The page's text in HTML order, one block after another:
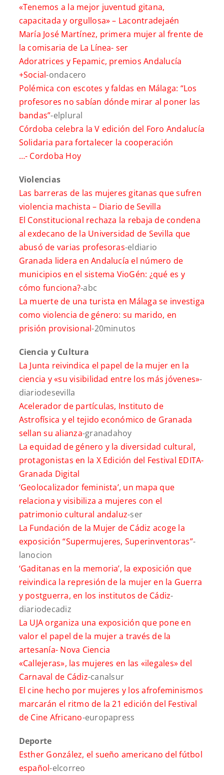
«Tenemos a la mejor juventud gitana,
capacitada y orgullosa» – Lacontradejaén
María José Martínez, primera mujer al frente de
la comisaria de La Línea- ser
Adoratrices y Fepamic, premios Andalucía
+Social-ondacero
Polémica con escotes y faldas en Málaga: “Los
profesores no sabían dónde mirar al poner las
bandas”-elplural
Córdoba celebra la V edición del Foro Andalucía
Solidaria para fortalecer la cooperación
…- Cordoba Hoy
Violencias
Las barreras de las mujeres gitanas que sufren
violencia machista – Diario de Sevilla
El Constitucional rechaza la rebaja de condena
al exdecano de la Universidad de Sevilla que
abusó de varias profesoras-eldiario
Granada lidera en Andalucía el número de
municipios en el sistema VioGén: ¿qué es y
cómo funciona?-abc
La muerte de una turista en Málaga se investiga
como violencia de género: su marido, en
prisión provisional-20minutos
Ciencia y Cultura
La Junta reivindica el papel de la mujer en la
ciencia y «su visibilidad entre los más jóvenes»-
diariodesevilla
Acelerador de partículas, Instituto de
Astrofísica y el tejido económico de Granada
sellan su alianza-granadahoy
La equidad de género y la diversidad cultural,
protagonistas en la X Edición del Festival EDITA-
Granada Digital
‘Geolocalizador feminista’, un mapa que
relaciona y visibiliza a mujeres con el
patrimonio cultural andaluz-ser
La Fundación de la Mujer de Cádiz acoge la
exposición “Supermujeres, Superinventoras”-
lanocion
‘Gaditanas en la memoria’, la exposición que
reivindica la represión de la mujer en la Guerra
y postguerra, en los institutos de Cádiz-
diariodecadiz
La UJA organiza una exposición que pone en
valor el papel de la mujer a través de la
artesanía- Nova Ciencia
«Callejeras», las mujeres en las «ilegales» del
Carnaval de Cádiz-canalsur
El cine hecho por mujeres y los afrofeminismos
marcarán el ritmo de la 21 edición del Festival
de Cine Africano-europapress
Deporte
Esther González, el sueño americano del fútbol
español-elcorreo